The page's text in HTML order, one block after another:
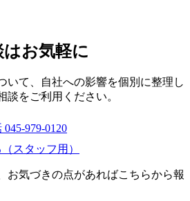
お気軽に
いて、自社への影響を個別に整理し
談をご利用ください。
045-979-0120
スタッフ用）
お気づきの点があればこちらから報